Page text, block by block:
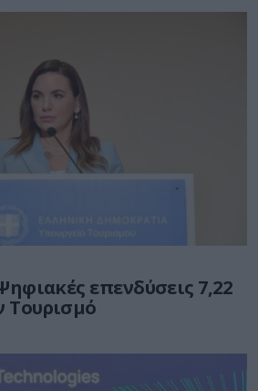
επενδύσεις 7,22
Τουρισμό